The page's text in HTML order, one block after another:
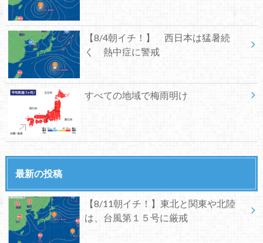
【8/4朝イチ！】 西日本は猛暑続
く 熱中症に警戒
すべての地域で梅雨明け
最新の投稿
【8/11朝イチ！】東北と関東や北陸
は、台風第１５号に厳戒